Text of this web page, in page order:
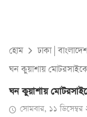
হোম ঢাকা|
ঘন কুয়াশায়
ঘন কুয়াশায়
সোমবার, ১১